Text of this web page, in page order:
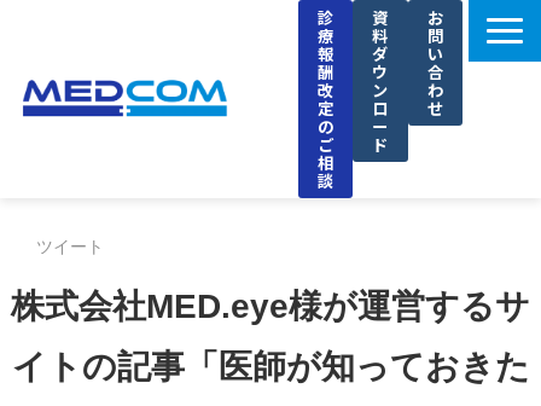
診
療
報
酬
改
定
の
ご
相
談
資
料
ダ
ウ
ン
ロ
ー
ド
お
問
い
合
わ
せ
導入事例
セミナー
ツイート
株式会社MED.eye様が運営するサ
イトの記事「医師が知っておきた